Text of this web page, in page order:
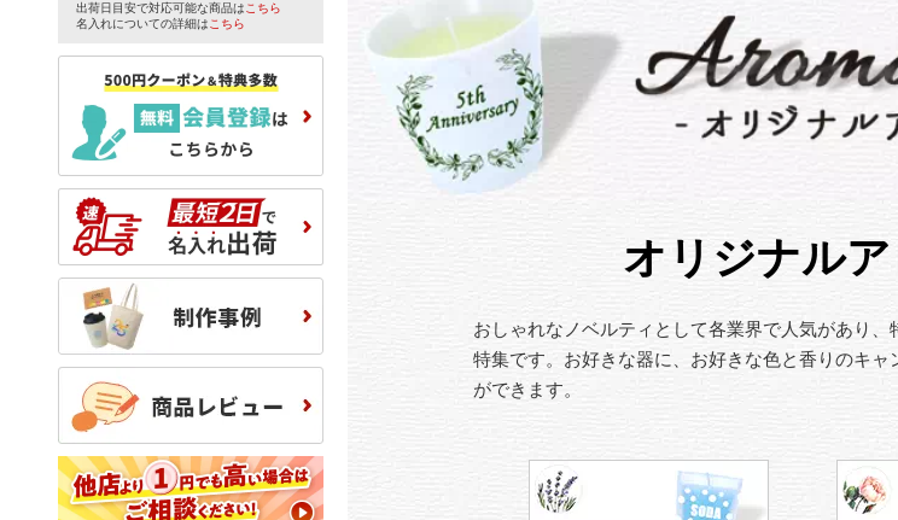
オリジナル
おしゃれなノベルティとして各業界で人気があり
特集です。お好きな器に、お好きな色と香りのキ
ができます。
出荷日目安で対応可能な商品は こちら
名入れについての詳細は こちら